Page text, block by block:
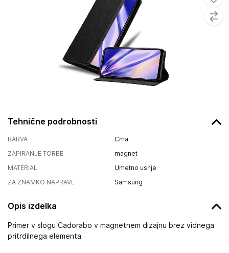
Tehnične podrobnosti
BARVA
Črna
ZAPIRANJE TORBE
magnet
MATERIAL
Umetno usnje
ZA ZNAMKO NAPRAVE
Samsung
Opis izdelka
Primer v slogu Cadorabo v magnetnem dizajnu brez vidnega
pritrdilnega elementa